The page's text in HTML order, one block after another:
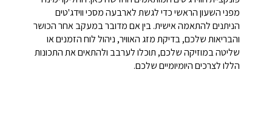
מפני השעון הראשי כדי לגשת לארבעה מסכי ווידג'טים
הניתנים להתאמה אישית. בין אם מדובר במעקב אחר הכושר
והבריאות שלכם, בדיקת מזג האוויר, ניהול לוח הזמנים או
שליטה במוזיקה שלכם, תוכלו לערבב ולהתאים את התכונות
הללו לצרכים היומיומיים שלכם.